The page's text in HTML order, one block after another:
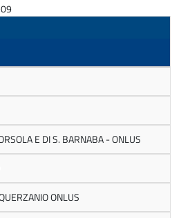
E DI S. BARNABA - ONLUS
ONLUS